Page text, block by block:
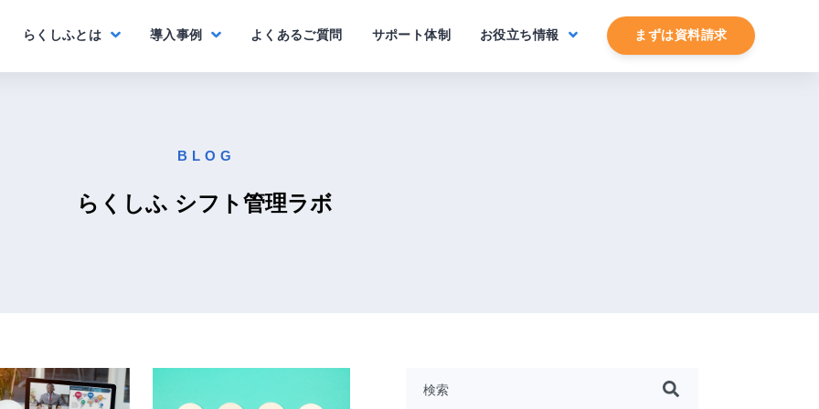
らくしふとは 導入事例 よくあるご質問 サポート体制 お役立ち情報 まずは資料請求
B L O G
らくしふ シフト管理ラボ